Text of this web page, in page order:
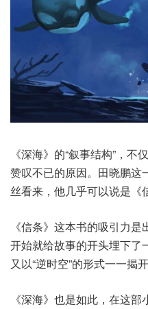
《深海》的“叙事结构”，不
赞叹不已的原因。田晓鹏这
丝看来，他几乎可以说是《
《信条》这本书的吸引力
开始就给故事的开头埋下了
又以“逆时空”的形式一一揭开
《深海》也是如此，在这